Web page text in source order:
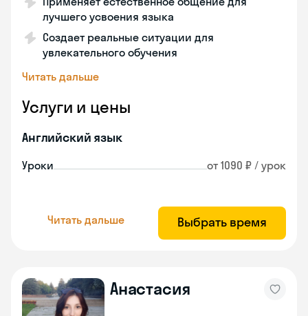
лучшего усвоения языка
Создает реальные ситуации для
увлекательного обучения
Читать дальше
Услуги и цены
Английский язык
Уроки от 1090 ₽ / урок
Читать дальше Выбрать время
Анастасия